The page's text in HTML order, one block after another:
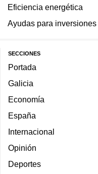
Eficiencia energética
Ayudas para inversiones
SECCIONES
Portada
Galicia
Economía
España
Internacional
Opinión
Deportes